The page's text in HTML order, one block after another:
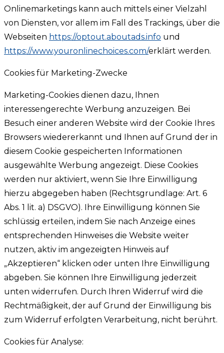
Onlinemarketings kann auch mittels einer Vielzahl
von Diensten, vor allem im Fall des Trackings, über die
Webseiten https://optout.aboutads.info und
https://www.youronlinechoices.com/erklärt werden.
Cookies für Marketing-Zwecke
Marketing-Cookies dienen dazu, Ihnen
interessengerechte Werbung anzuzeigen. Bei
Besuch einer anderen Website wird der Cookie Ihres
Browsers wiedererkannt und Ihnen auf Grund der in
diesem Cookie gespeicherten Informationen
ausgewählte Werbung angezeigt. Diese Cookies
werden nur aktiviert, wenn Sie Ihre Einwilligung
hierzu abgegeben haben (Rechtsgrundlage: Art. 6
Abs. 1 lit. a) DSGVO). Ihre Einwilligung können Sie
schlüssig erteilen, indem Sie nach Anzeige eines
entsprechenden Hinweises die Website weiter
nutzen, aktiv im angezeigten Hinweis auf
„Akzeptieren“ klicken oder unten Ihre Einwilligung
abgeben. Sie können Ihre Einwilligung jederzeit
unten widerrufen. Durch Ihren Widerruf wird die
Rechtmäßigkeit, der auf Grund der Einwilligung bis
zum Widerruf erfolgten Verarbeitung, nicht berührt.
Cookies für Analyse: